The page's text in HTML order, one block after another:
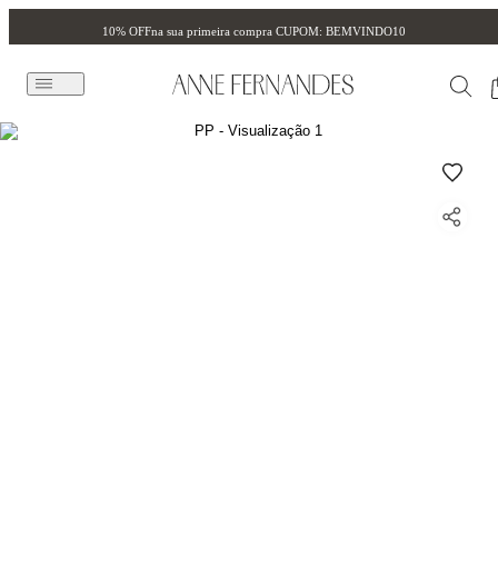
10% OFFna sua primeira compra CUPOM: BEMVINDO10